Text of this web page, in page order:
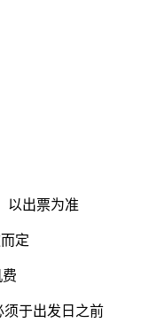
以出票为准
定
须于出发日之前